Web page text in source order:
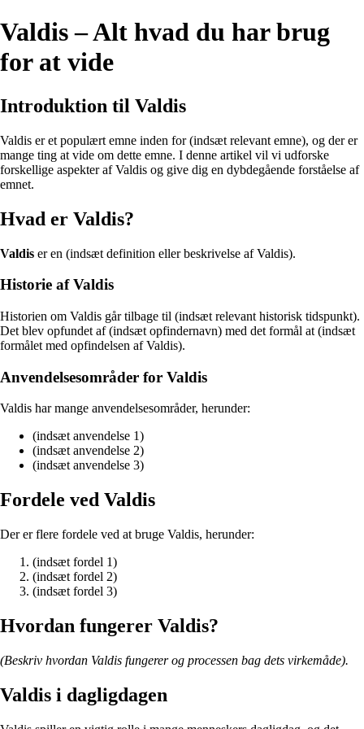
Valdis – Alt hvad du har brug
for at vide
Introduktion til Valdis
Valdis er et populært emne inden for (indsæt relevant emne), og der er
mange ting at vide om dette emne. I denne artikel vil vi udforske
forskellige aspekter af Valdis og give dig en dybdegående forståelse af
emnet.
Hvad er Valdis?
Valdis er en (indsæt definition eller beskrivelse af Valdis).
Historie af Valdis
Historien om Valdis går tilbage til (indsæt relevant historisk tidspunkt).
Det blev opfundet af (indsæt opfindernavn) med det formål at (indsæt
formålet med opfindelsen af Valdis).
Anvendelsesområder for Valdis
Valdis har mange anvendelsesområder, herunder:
(indsæt anvendelse 1)
(indsæt anvendelse 2)
(indsæt anvendelse 3)
Fordele ved Valdis
Der er flere fordele ved at bruge Valdis, herunder:
(indsæt fordel 1)
(indsæt fordel 2)
(indsæt fordel 3)
Hvordan fungerer Valdis?
(Beskriv hvordan Valdis fungerer og processen bag dets virkemåde).
Valdis i dagligdagen